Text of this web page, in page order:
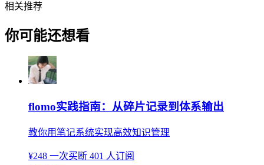
相关推荐
你可能还想看
flomo实践指南：从碎片记录到体系输出
教你用笔记系统实现高效知识管理
¥248 一次买断 401 人订阅